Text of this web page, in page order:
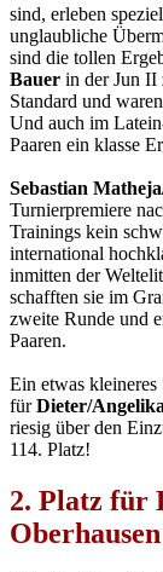
sind, erleben
unglaubliche
sind die tollen
Bauer in der Jun II
Standard und
Und auch im
Paaren ein klasse
Sebastian
Turnierpremiere
Trainings kein
international
inmitten der
schafften sie im
zweite Runde und
Paaren.
Ein etwas kleineres
fürDieter/
riesig über den
114. Platz!
2. Platz für
Oberhausen